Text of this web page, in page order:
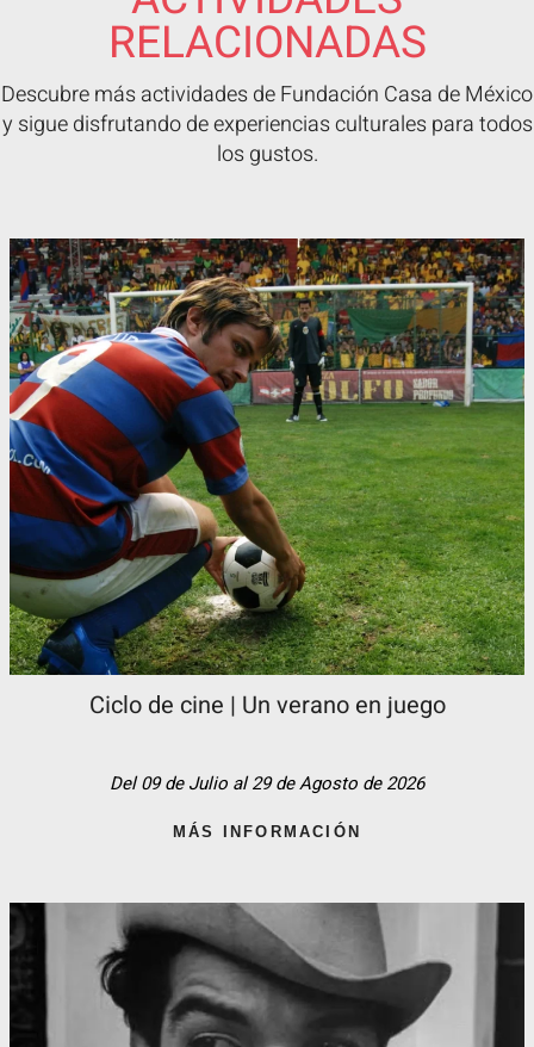
RELACIONADAS
Descubre más actividades de Fundación Casa de México
y sigue disfrutando de experiencias culturales para todos
los gustos.
Ciclo de cine | Un verano en juego
Del 09 de Julio al 29 de Agosto de 2026
MÁS INFORMACIÓN